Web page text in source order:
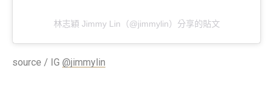
林志穎 Jimmy Lin（@jimmylin）分享的貼文
source / IG @jimmylin